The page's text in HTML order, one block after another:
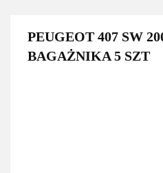
PEUGEOT 407 SW
BAGAŻNIKA 5 SZT